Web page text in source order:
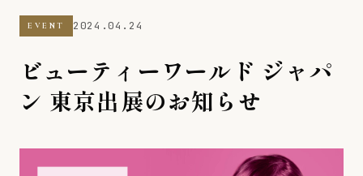
EVENT 2024.04.24
ビューティーワールド ジャパ
ン 東京出展のお知らせ